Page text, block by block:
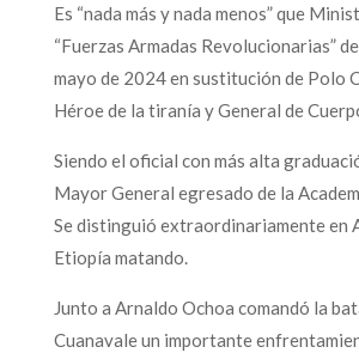
Es “nada más y nada menos” que
“Fuerzas Armadas Revolucionarias”
mayo de 2024 en sustitución de Polo
Héroe de la tiranía y General de
Siendo el oficial con más alta
Mayor General egresado de la
Se distinguió extraordinariamente en
Etiopía matando.
Junto a Arnaldo Ochoa comandó la
Cuanavale un importante